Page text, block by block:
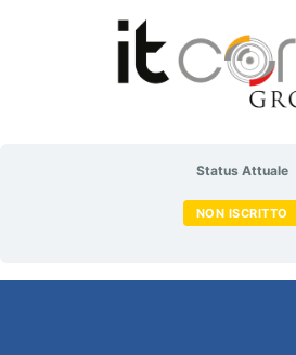
Status Attuale
NON ISCRITTO